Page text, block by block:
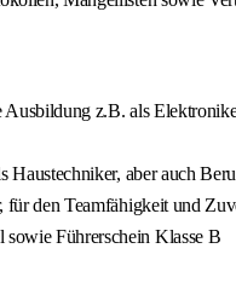
z.B. als
Haustechniker, aber auch
den Teamfähigkeit und
sowie Führerschein Klasse B